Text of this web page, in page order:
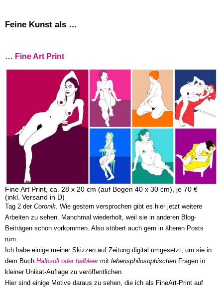
Feine Kunst als …
… Fine Art Print
Fine Art Print, ca. 28 x 20 cm (auf Bogen 40 x 30 cm), je 70 €
(inkl. Versand in D)
Tag 2 der Coronik. Wie gestern versprochen gibt es hier jetzt weitere
Arbeiten zu sehen. Manchmal wiederholt, weil sie in anderen Blog-
Beiträgen schon vorkommen. Also stöbert auch gern in älteren Posts
rum.
Ich habe einige meiner Skizzen auf Zeitung digital umgesetzt, um sie in
dem Buch Halbvoll oder halbleer mit lebensphilosophischen Fragen in
kleiner Unikat-Auflage zu veröffentlichen.
Hier sind einige Motive daraus zu sehen, die ich als FineArt-Print auf